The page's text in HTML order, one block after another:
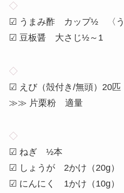
◇
☑ うまみ酢 カップ½ 〈う
☑ 豆板醤 大さじ½～1
◇
☑ えび（殻付き/無頭）20匹
≫≫ 片栗粉 適量
◇
☑ ねぎ ½本
☑ しょうが 2かけ（20g）
☑ にんにく 1かけ（10g）